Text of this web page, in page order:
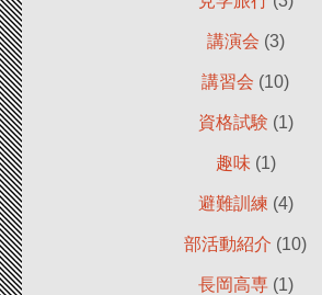
講演会 (3)
講習会 (10)
資格試験 (1)
趣味 (1)
避難訓練 (4)
部活動紹介 (10)
長岡高専(1)